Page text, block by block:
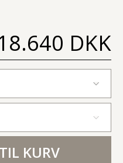
DKK
KURV